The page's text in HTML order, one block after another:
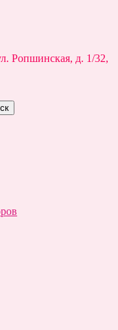
Ропшинская, д. 1/32,